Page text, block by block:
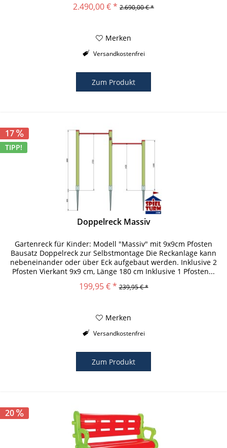
2.490,00 € * 2.690,00 € *
Merken
Versandkostenfrei
Zum Produkt
17
TIPP!
Doppelreck Massiv
Gartenreck für Kinder: Modell "Massiv" mit 9x9cm Pfosten
Bausatz Doppelreck zur Selbstmontage Die Reckanlage kann
nebeneinander oder über Eck aufgebaut werden. Inklusive 2
Pfosten Vierkant 9x9 cm, Länge 180 cm Inklusive 1 Pfosten...
199,95 € * 239,95 € *
Merken
Versandkostenfrei
Zum Produkt
20